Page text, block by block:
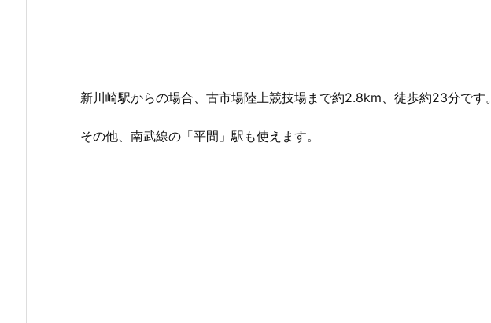
新川崎駅からの場合、古市場陸上競技場まで約2.8km、徒歩約23分です。
その他、南武線の「平間」駅も使えます。